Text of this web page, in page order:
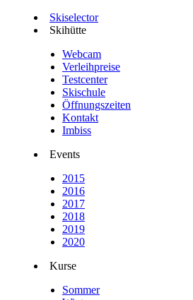
Skiselector
Skihütte
Webcam
Verleihpreise
Testcenter
Skischule
Öffnungszeiten
Kontakt
Imbiss
Events
2015
2016
2017
2018
2019
2020
Kurse
Sommer